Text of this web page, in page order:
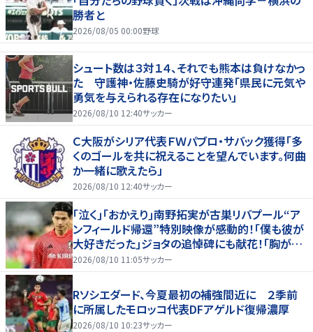
勝者と
2026/08/05 00:00野球
シュート数は３対１４、それでも熊本は負けなかっ
た 守護神・佐藤史騎が好守連発「県民に元気や
勇気を与えられる存在になりたい」
2026/08/10 12:40サッカー
Ｃ大阪がシリア代表ＦＷパブロ・サバック獲得「多
くのゴールを共に祝えることを望んでいます。何曲
か一緒に歌えたら」
2026/08/10 12:40サッカー
｢泣く｣｢おかえり｣南野拓実が古巣リバプール“ア
ンフィールド帰還”特別映像が感動的！｢僕も彼が
大好きだった｣ジョタの追悼碑にも献花！｢胸が熱
くなります…｣
2026/08/10 11:05サッカー
Rソシエダード、今夏最初の補強間近に ２季前
に所属したモロッコ代表DFアゲルド復帰濃厚
2026/08/10 10:23サッカー